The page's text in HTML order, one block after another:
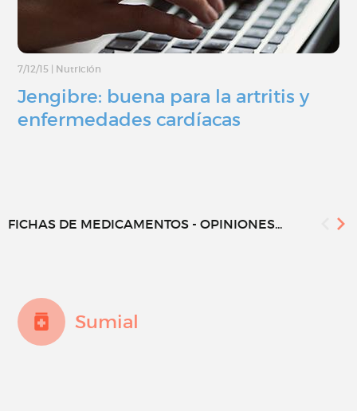
7/12/15 Nutrición
Jengibre: buena para la artritis y
enfermedades cardíacas
FICHAS DE MEDICAMENTOS - OPINIONES...
Sumial